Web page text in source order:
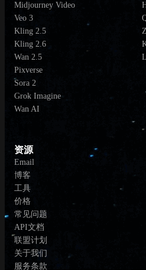
Midjourney Video
Veo 3
Kling 2.5
Kling 2.6
Wan 2.5
Pixverse
Sora 2
Grok Imagine
Wan AI
资源
Email
博客
工具
价格
常见问题
API文档
联盟计划
关于我们
服务条款